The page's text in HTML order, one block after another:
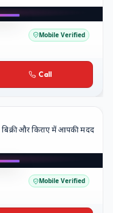
Mobile Verified
Call
बिक्री और किराए में आपकी मदद
Mobile Verified